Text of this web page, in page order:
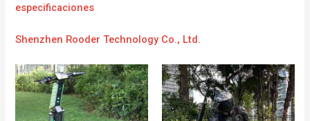
especificaciones
Shenzhen Rooder Technology Co., Ltd.